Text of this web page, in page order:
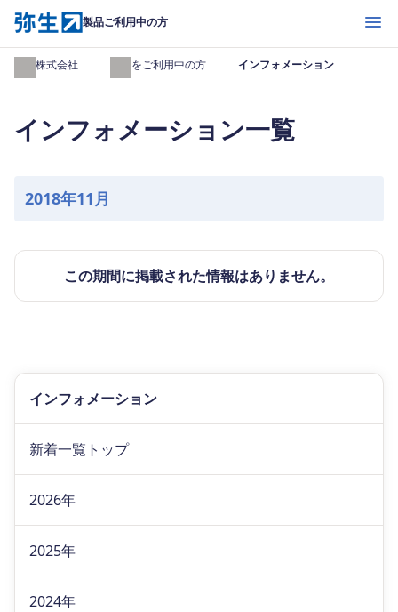
製品ご利用中の方 開く
弥生株式会社 製品をご利用中の方 インフォメーション
インフォメーション一覧
2018年11月
この期間に掲載された情報はありません。
インフォメーション
新着一覧トップ
2026年
2025年
2024年